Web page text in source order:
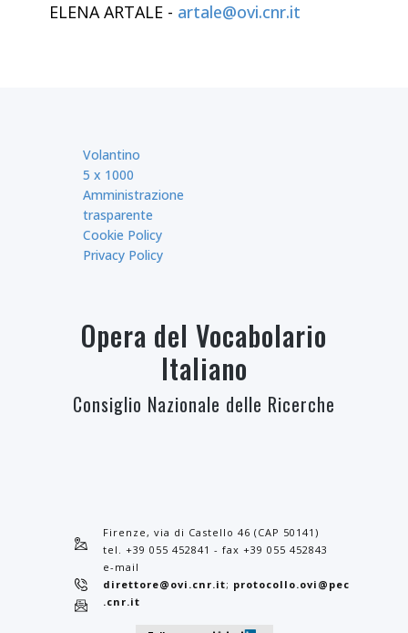
ELENA ARTALE - artale@ovi.cnr.it
Volantino
5 x 1000
Amministrazione
trasparente
Cookie Policy
Privacy Policy
Opera del Vocabolario
Italiano
Consiglio Nazionale delle Ricerche
Firenze, via di Castello 46 (CAP 50141)
tel. +39 055 452841 - fax +39 055 452843
e-mail
direttore@ovi.cnr.it; protocollo.ovi@pec
.cnr.it